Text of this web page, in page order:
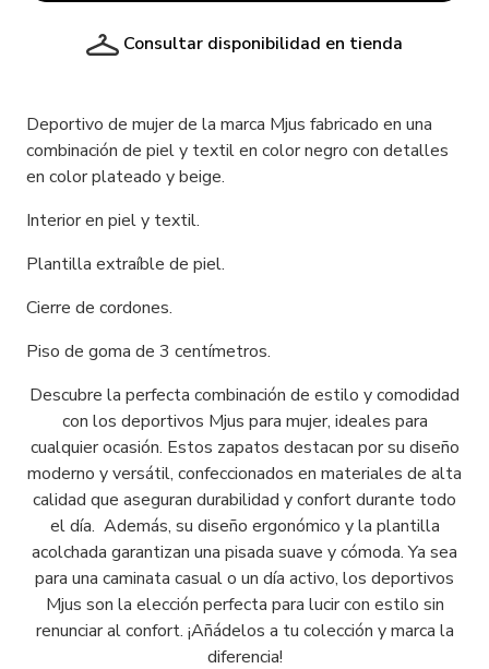
Consultar disponibilidad en tienda
Deportivo de mujer de la marca Mjus fabricado en una
combinación de piel y textil en color negro con detalles
en color plateado y beige.
Interior en piel y textil.
Plantilla extraíble de piel.
Cierre de cordones.
Piso de goma de 3 centímetros.
Descubre la perfecta combinación de estilo y comodidad
con los deportivos Mjus para mujer, ideales para
cualquier ocasión. Estos zapatos destacan por su diseño
moderno y versátil, confeccionados en materiales de alta
calidad que aseguran durabilidad y confort durante todo
el día. Además, su diseño ergonómico y la plantilla
acolchada garantizan una pisada suave y cómoda. Ya sea
para una caminata casual o un día activo, los deportivos
Mjus son la elección perfecta para lucir con estilo sin
renunciar al confort. ¡Añádelos a tu colección y marca la
diferencia!